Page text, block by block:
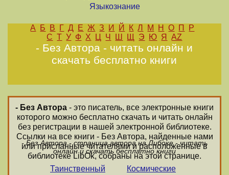
Языкознание
А Б В Г Д Е Ж З И Й К Л М Н О П
Р
С Т У Ф Х Ц Ч Ш Щ Э Ю Я AZ
- Без Автора - читать онлайн и
скачать бесплатно книги
- Без Автора - это писатель, все электронные книги
которого можно бесплатно скачать и читать онлайн
без регистрации в нашей электронной библиотеке.
Ссылки на все книги - Без Автора, найденные нами
или присланные читателями и расположенные в
библиотеке LibOk, собраны на этой странице.
- Без Автора - страница автора на Либоке - читать
онлайн и скачать бесплатно книги
Таинственный
Космические